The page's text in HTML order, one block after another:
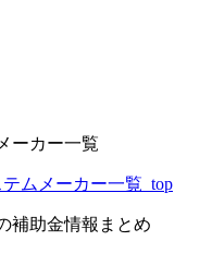
ーカー一覧
ムメーカー一覧_top
補助金情報まとめ